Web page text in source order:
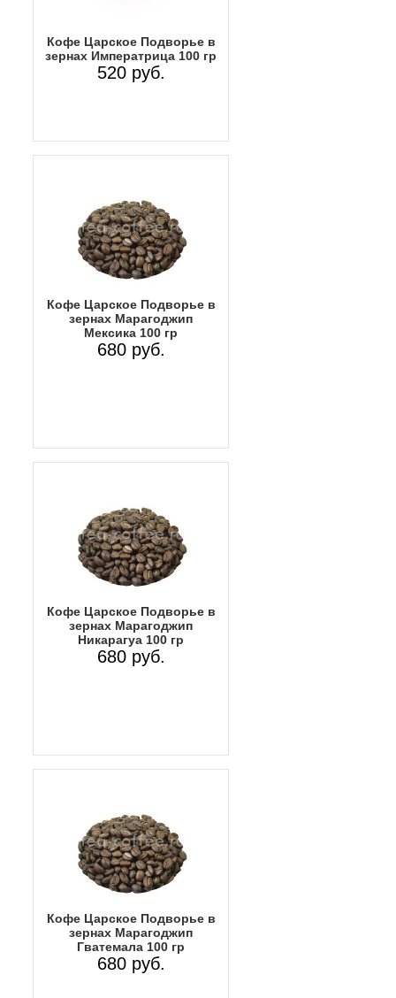
Кофе Царское Подворье в
зернах Императрица 100 гр
520 руб.
Кофе Царское Подворье в
зернах Марагоджип
Мексика 100 гр
680 руб.
Кофе Царское Подворье в
зернах Марагоджип
Никарагуа 100 гр
680 руб.
Кофе Царское Подворье в
зернах Марагоджип
Гватемала 100 гр
680 руб.